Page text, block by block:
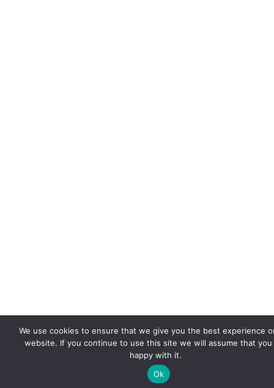
We use cookies to ensure that we give you the best experience
website. If you continue to use this site we will assume that you
happy with it.
Ok